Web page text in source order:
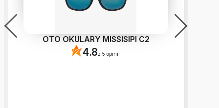
OTO OKULARY MISSISIPI C2
4.8z 5 opinii